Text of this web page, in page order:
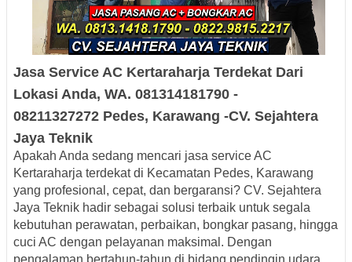
Jasa Service AC Kertaraharja Terdekat Dari
Lokasi Anda, WA. 081314181790 -
08211327272 Pedes, Karawang -CV. Sejahtera
Jaya Teknik
Apakah Anda sedang mencari jasa service AC
Kertaraharja terdekat di Kecamatan Pedes, Karawang
yang profesional, cepat, dan bergaransi? CV. Sejahtera
Jaya Teknik hadir sebagai solusi terbaik untuk segala
kebutuhan perawatan, perbaikan, bongkar pasang, hingga
cuci AC dengan pelayanan maksimal. Dengan